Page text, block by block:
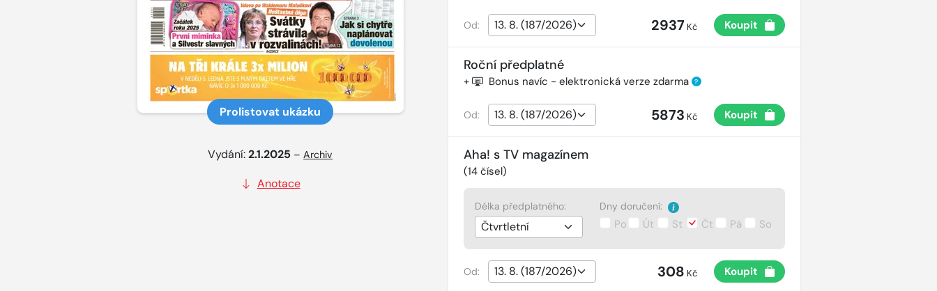
Prolistovat ukázku
Vydání:2.1.2025 –Archiv
Anotace
Od: 2937 Kč Koupit
Roční předplatné
+ Bonus navíc - elektronická verze zdarma ?
Od: 5873 Kč Koupit
Aha! s TV magazínem
(14čísel)
Délka předplatného: Dny doručení:
Po Út St Čt Pá So
Od: 308 Kč Koupit